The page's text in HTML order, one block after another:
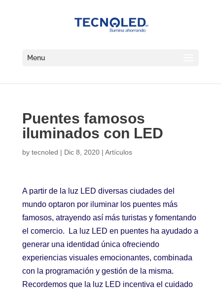
Menu
Puentes famosos
iluminados con LED
by tecnoled | Dic 8, 2020| Artículos
A partir de la luz LED diversas ciudades del
mundo optaron por iluminar los puentes más
famosos, atrayendo así más turistas y fomentando
el comercio. La luz LED en puentes ha ayudado a
generar una identidad única ofreciendo
experiencias visuales emocionantes, combinada
con la programación y gestión de la misma.
Recordemos que la luz LED incentiva el cuidado